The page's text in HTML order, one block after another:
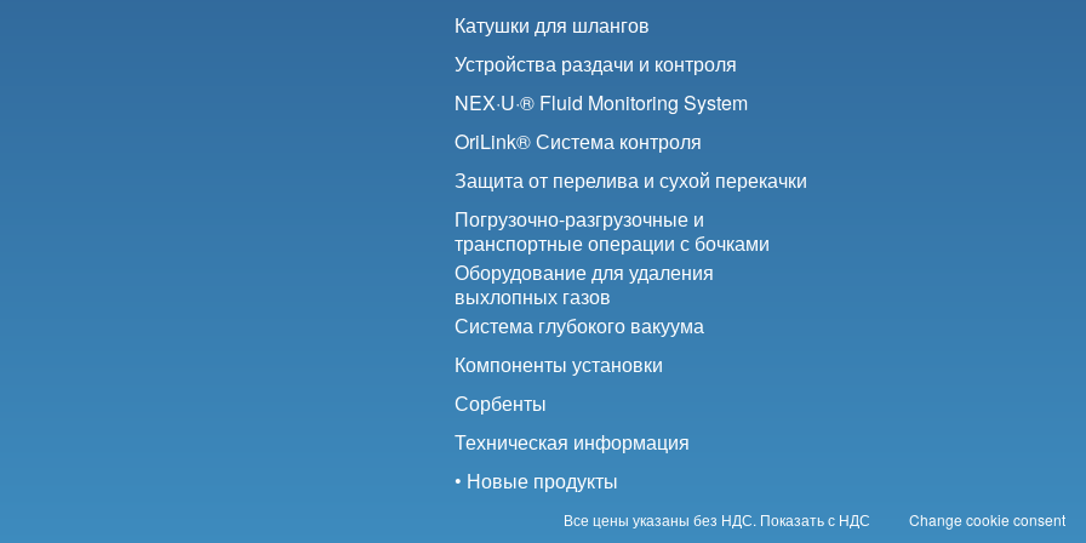
Катушки для шлангов
Устройства раздачи и контроля
NEX·U·® Fluid Monitoring System
OriLink® Система контроля
Защита от перелива и сухой перекачки
Погрузочно-разгрузочные и
транспортные операции с бочками
Оборудование для удаления
выхлопных газов
Система глубокого вакуума
Компоненты установки
Сорбенты
Техническая информация
• Новые продукты
Все цены указаны без НДС. Показать с НДС Change cookie consent